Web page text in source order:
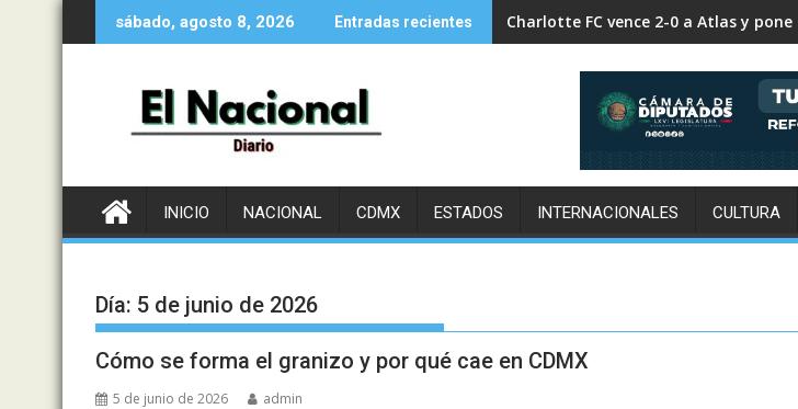
al
sábado, agosto 8, 2026 Entradas recientes FC Cincinnati supera 2-0 a Pumas y
INICIO NACIONAL CDMX ESTADOS INTERNACIONALES CULTURA
Día: 5 de junio de 2026
Cómo se forma el granizo y por qué cae en CDMX
5 de junio de 2026 admin